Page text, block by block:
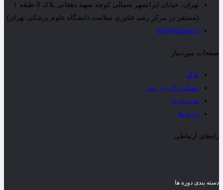
تهران، خیابان ایرانشهر شمالی کوچه شهید دهقانی پلاک 8 طبقه ۱
(مستقر در مرکز رشد فناوری سلامت دانشگاه علوم پزشکی تهران)
info@stuup.ir
صفحات موردنیاز
بلاگ
حساب کاربری من
سبد خرید
دوره ها
راه‌های ارتباطی
دسته بندی دوره ها